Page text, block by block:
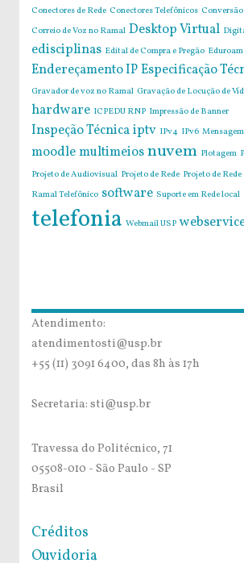
Conectores de Rede Conectores Telefônicos
Correio de Voz no Ramal Desktop Virtual
edisciplinas Edital de Compra e Pregão Eduroam
Endereçamento IPEspecificação
Gravador de voz no Ramal Gravação de Locução de
hardware ICPEDU RNP Impressão de Banner
Inspeção Técnicaiptv IPv4 IPv6
moodlemultimeiosnuvem Plotagem
Projeto de Audiovisual Projeto de Rede Projeto de
Ramal Telefônico software Suporte em Rede local
telefonia Webmail USP
Atendimento:
atendimentosti@usp.br
+55 (11) 3091 6400, das 8h às 17h
Secretaria: sti@usp.br
Travessa do Politécnico, 71
05508-010 - São Paulo - SP
Brasil
Créditos
Ouvidoria